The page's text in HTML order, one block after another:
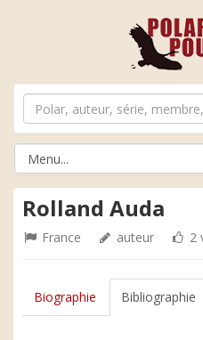
Rolland Auda
France auteur 2
Biographie Bibliographie